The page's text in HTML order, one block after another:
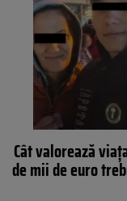
Cât valorează
de mii de euro